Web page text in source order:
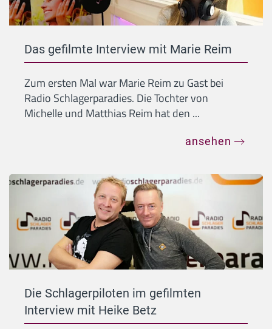
Das gefilmte Interview mit Marie Reim
Zum ersten Mal war Marie Reim zu Gast bei
Radio Schlagerparadies. Die Tochter von
Michelle und Matthias Reim hat den ...
ansehen
Die Schlagerpiloten im gefilmten
Interview mit Heike Betz